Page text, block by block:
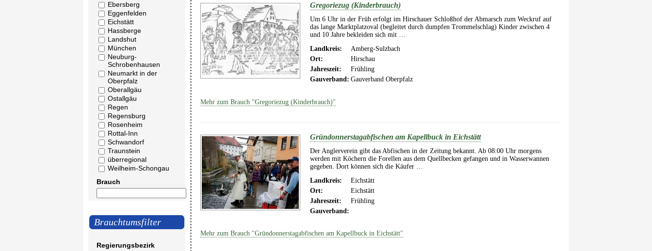
Ebersberg
Eggenfelden
Eichstätt
Hassberge
Landshut
München
Neuburg-
Schrobenhausen
Neumarkt in der
Oberpfalz
Oberallgäu
Ostallgäu
Regen
Regensburg
Rosenheim
Rottal-Inn
Schwandorf
Traunstein
überregional
Weilheim-Schongau
Brauch
Brauchtumsfilter
Regierungsbezirk
Gregoriezug (Kinderbrauch)
Um 6 Uhr in der Früh erfolgt im Hirschauer Schloßhof der Abmarsch zum Weckruf auf
das lange Marktplatzoval (begleitet durch dumpfen Trommelschlag) Kinder zwischen 4
und 10 Jahre bekleiden sich mit …
Landkreis:
Amberg-Sulzbach
Ort:
Hirschau
Jahreszeit:
Frühling
Gauverband: Gauverband Oberpfalz
Mehr zum Brauch "Gregoriezug (Kinderbrauch)"
Gründonnerstagabfischen am Kapellbuck in Eichstätt
Der Anglerverein gibt das Abfischen in der Zeitung bekannt. Ab 08:00 Uhr morgens
werden mit Köchern die Forellen aus dem Quellbecken gefangen und in Wasserwannen
gegeben. Dort können sich die Käufer …
Landkreis:
Eichstätt
Ort:
Eichstätt
Jahreszeit:
Frühling
Gauverband:
Mehr zum Brauch "Gründonnerstagabfischen am Kapellbuck in Eichstätt"